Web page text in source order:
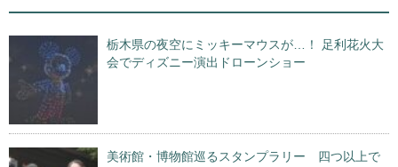
栃木県の夜空にミッキーマウスが…！ 足利花火大
会でディズニー演出ドローンショー
美術館・博物館巡るスタンプラリー 四つ以上で